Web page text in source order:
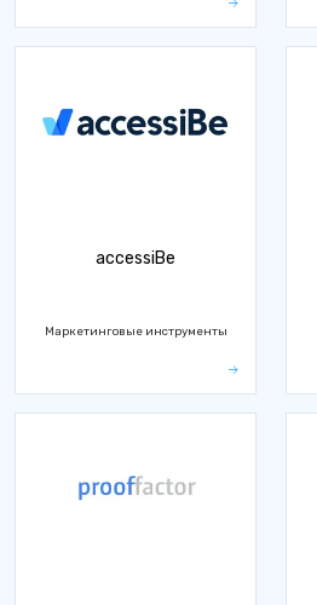
accessiBe
Маркетинговые инструменты